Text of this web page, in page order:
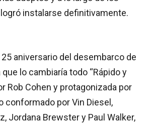
instalarse definitivamente.
aniversario del desembarco de
lo cambiaría todo “Rápido y
Rob Cohen y protagonizada por
conformado por Vin Diesel,
Jordana Brewster y Paul Walker,